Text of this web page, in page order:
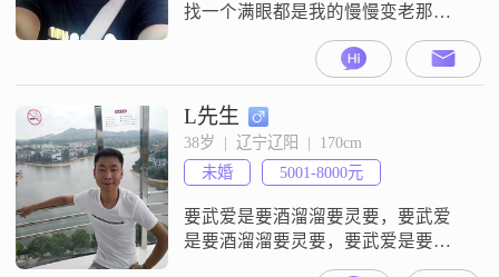
找一个满眼都是我的慢慢变老那有
多幸福！实际年龄71年！
L先生
38岁  |  辽宁辽阳  |  170cm
未婚
5001-8000元
要武爱是要酒溜溜要灵要，要武爱
是要酒溜溜要灵要，要武爱是要酒